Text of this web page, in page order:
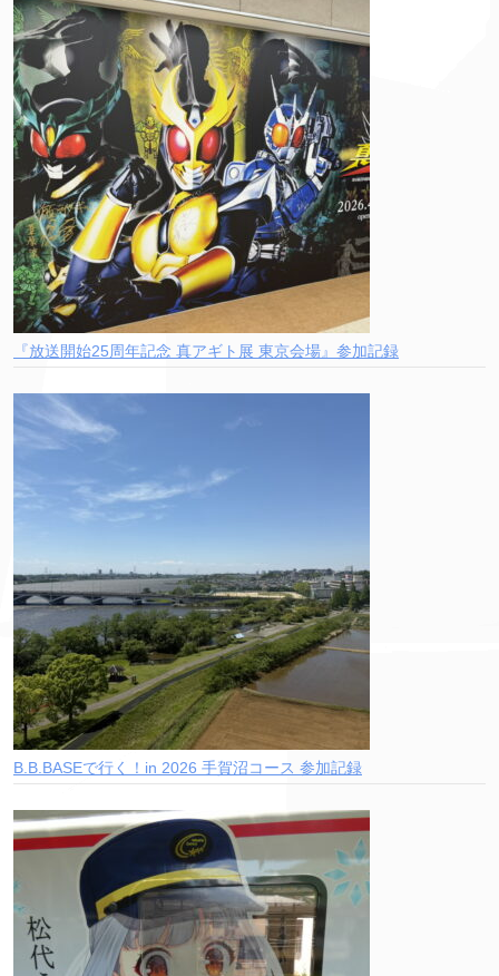
『放送開始25周年記念 真アギト展 東京会場』参加記録
B.B.BASEで行く！in 2026 手賀沼コース 参加記録